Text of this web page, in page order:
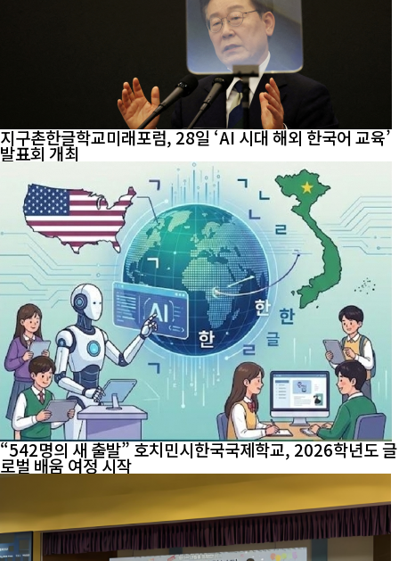
지구촌한글학교미래포럼, 28일 ‘AI 시대 해외 한국어 교육’
발표회 개최
“542명의 새 출발” 호치민시한국국제학교, 2026학년도 글
로벌 배움 여정 시작